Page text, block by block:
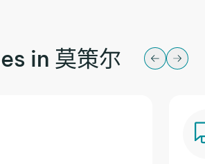
in 莫策尔